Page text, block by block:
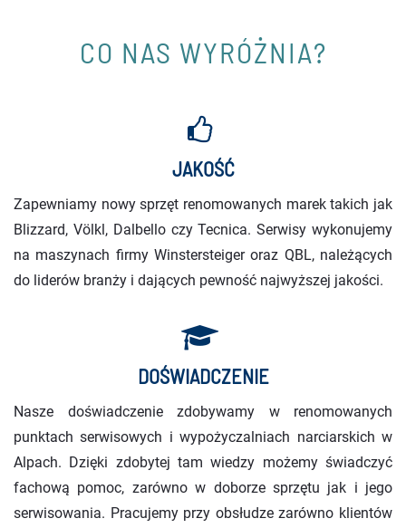
CO NAS WYRÓŻNIA?
JAKOŚĆ
Zapewniamy nowy sprzęt renomowanych marek takich jak
Blizzard, Völkl, Dalbello czy Tecnica. Serwisy wykonujemy
na maszynach firmy Winstersteiger oraz QBL, należących
do liderów branży i dających pewność najwyższej jakości.
DOŚWIADCZENIE
Nasze doświadczenie zdobywamy w renomowanych
punktach serwisowych i wypożyczalniach narciarskich w
Alpach. Dzięki zdobytej tam wiedzy możemy świadczyć
fachową pomoc, zarówno w doborze sprzętu jak i jego
serwisowania. Pracujemy przy obsłudze zarówno klientów